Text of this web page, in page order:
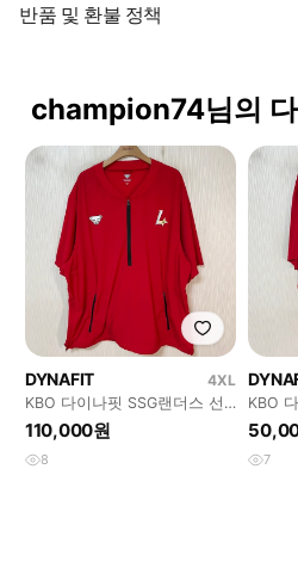
반품 및 환불 정책
champion74님의
DYNAFIT
4XL
KBO 다이나핏 SSG랜더스 선
수실착 하프집업 반팔바람막이
6XL
110,000원
8
KBO
수실착
7